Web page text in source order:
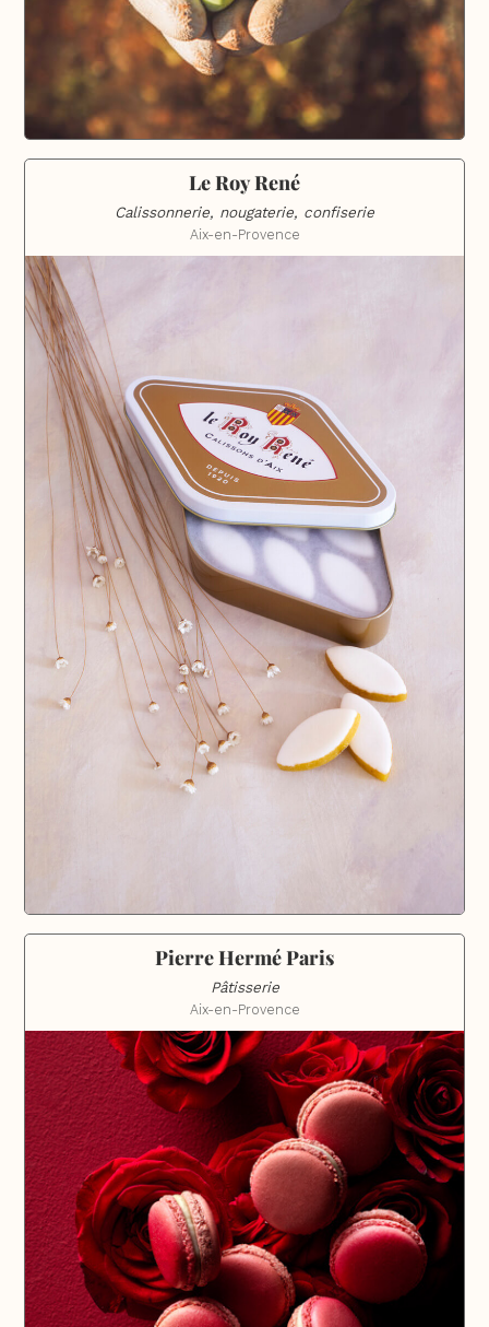
Le Roy René
Calissonnerie, nougaterie, confiserie
Aix-en-Provence
Pierre Hermé Paris
Pâtisserie
Aix-en-Provence